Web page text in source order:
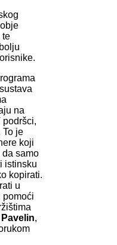
te
na
podršci,
To je
koji
samo
istinsku
kopirati.
u
pomoći
,